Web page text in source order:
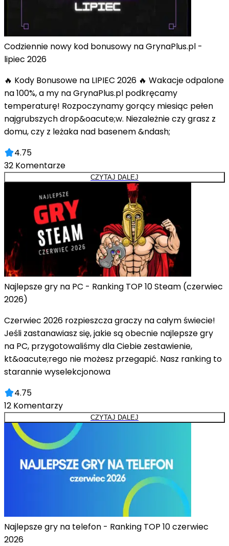
Codziennie nowy kod bonusowy na GrynaPlus.pl -
lipiec 2026
🔥 Kody Bonusowe na LIPIEC 2026 🔥 Wakacje odpalone
na 100%, a my na GrynaPlus.pl podkręcamy
temperaturę! Rozpoczynamy gorący miesiąc pełen
najgrubszych drop&oacute;w. Niezależnie czy grasz z
domu, czy z leżaka nad basenem &ndash;
4.75
32 Komentarze
CZYTAJ DALEJ
Najlepsze gry na PC - Ranking TOP 10 Steam (czerwiec
2026)
Czerwiec 2026 rozpieszcza graczy na całym świecie!
Jeśli zastanawiasz się, jakie są obecnie najlepsze gry
na PC, przygotowaliśmy dla Ciebie zestawienie,
kt&oacute;rego nie możesz przegapić. Nasz ranking to
starannie wyselekcjonowa
4.75
12 Komentarzy
CZYTAJ DALEJ
Najlepsze gry na telefon - Ranking TOP 10 czerwiec
2026